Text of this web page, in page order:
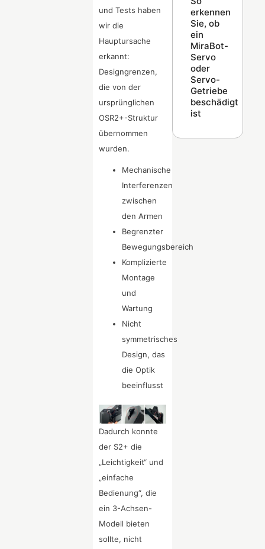
und Tests haben
wir die
Hauptursache
erkannt:
Designgrenzen,
die von der
ursprünglichen
OSR2+-Struktur
übernommen
wurden.
Mechanische
Interferenzen
zwischen
den Armen
Begrenzter
Bewegungsbereich
Komplizierte
Montage
und
Wartung
Nicht
symmetrisches
Design, das
die Optik
beeinflusst
Dadurch konnte
der S2+ die
„Leichtigkeit“ und
„einfache
Bedienung“, die
ein 3-Achsen-
Modell bieten
sollte, nicht
erkennen
Sie, ob
ein
MiraBot-
Servo
oder
Servo-
Getriebe
beschädigt
ist